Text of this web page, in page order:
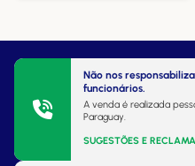
Não nos
funcionários.
A venda é realizada
Paraguay.
SUGESTÕES E